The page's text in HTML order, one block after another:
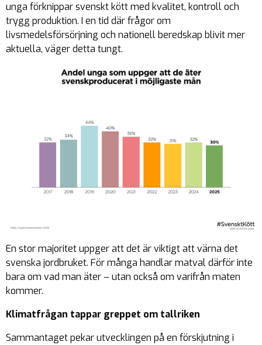
unga förknippar svenskt kött med kvalitet, kontroll och
trygg produktion. I en tid där frågor om
livsmedelsförsörjning och nationell beredskap blivit mer
aktuella, väger detta tungt.
En stor majoritet uppger att det är viktigt att värna det
svenska jordbruket. För många handlar matval därför inte
bara om vad man äter – utan också om varifrån maten
kommer.
Klimatfrågan tappar greppet om tallriken
Sammantaget pekar utvecklingen på en förskjutning i